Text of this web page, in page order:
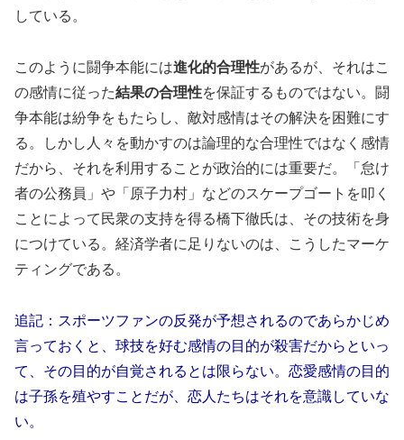
している。
このように闘争本能には進化的合理性があるが、それはこ
の感情に従った結果の合理性を保証するものではない。闘
争本能は紛争をもたらし、敵対感情はその解決を困難にす
る。しかし人々を動かすのは論理的な合理性ではなく感情
だから、それを利用することが政治的には重要だ。「怠け
者の公務員」や「原子力村」などのスケープゴートを叩く
ことによって民衆の支持を得る橋下徹氏は、その技術を身
につけている。経済学者に足りないのは、こうしたマーケ
ティングである。
追記：スポーツファンの反発が予想されるのであらかじめ
言っておくと、球技を好む感情の目的が殺害だからといっ
て、その目的が自覚されるとは限らない。恋愛感情の目的
は子孫を殖やすことだが、恋人たちはそれを意識していな
い。